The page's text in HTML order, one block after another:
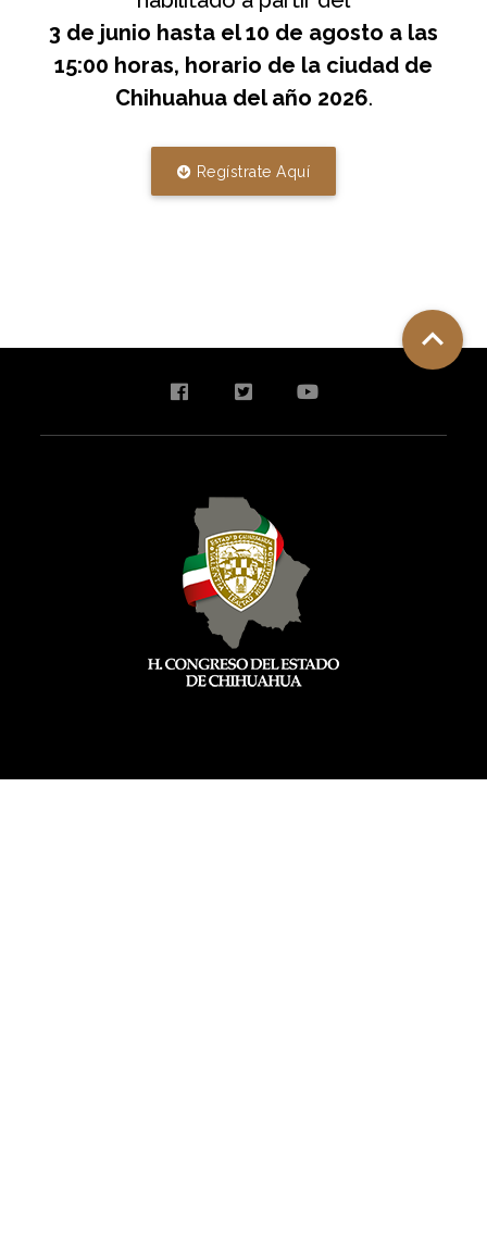
3 de junio hasta el 10 de agosto a las
15:00 horas, horario de la ciudad de
Chihuahua del año 2026.
Regístrate Aquí
